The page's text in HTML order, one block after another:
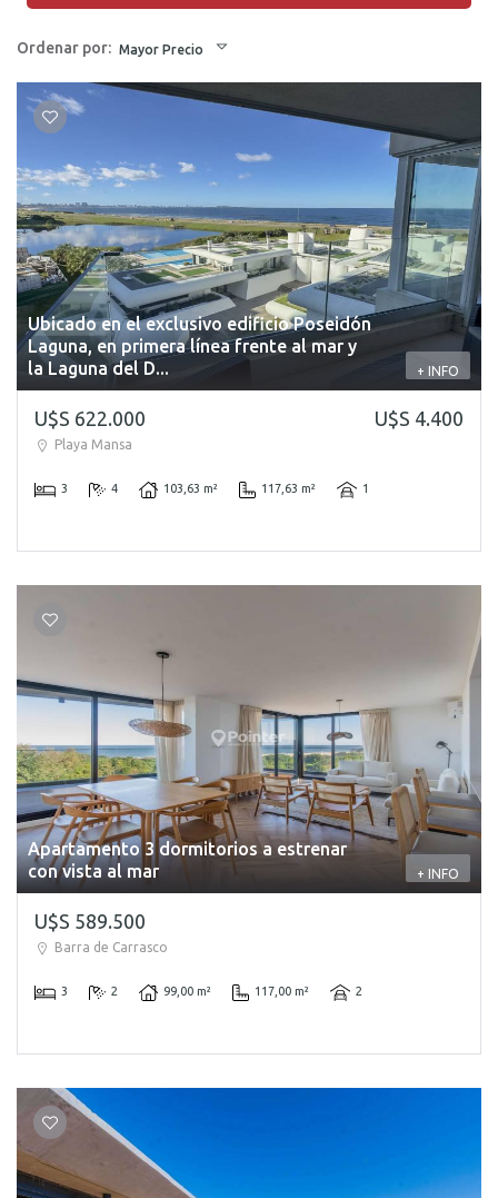
Ordenar por: Mayor Precio
Ubicado en el exclusivo edificio Poseidón
Laguna, en primera línea frente al mar y
la Laguna del D...
+ INFO
U$S 622.000 U$S 4.400
Playa Mansa
3 4 103,63 m² 117,63 m² 1
Apartamento 3 dormitorios a estrenar
con vista al mar
+ INFO
U$S 589.500
Barra de Carrasco
3 2 99,00 m² 117,00 m² 2